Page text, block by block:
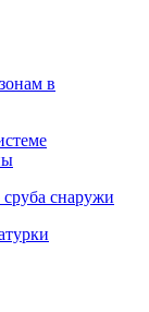
в
снаружи